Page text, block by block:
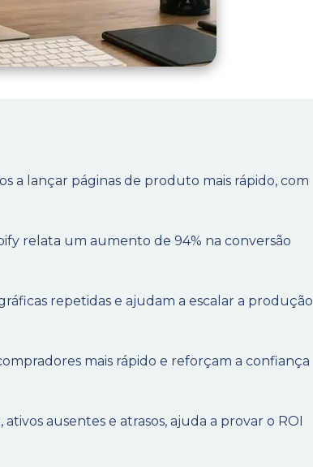
a lançar páginas de produto mais rápido, com
relata um aumento de 94% na conversão
repetidas e ajudam a escalar a produção
mais rápido e reforçam a confiança
ausentes e atrasos, ajuda a provar o ROI